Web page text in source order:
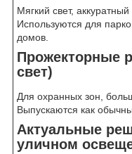
Мягкий свет, аккуратный
Используются для
домов.
Прожекторные
свет)
Для охранных зон,
Выпускаются как
Актуальные
уличном